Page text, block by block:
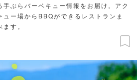
ぶらバーベキュー情報をお届け。アク
ー場からBBQができるレストランま
す。